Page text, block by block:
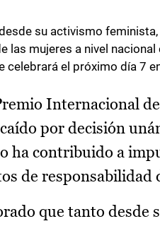
su activismo
las mujeres a nivel
el próximo día 7
Internacional
por decisión
ha contribuido a
de responsabilidad
que tanto desde